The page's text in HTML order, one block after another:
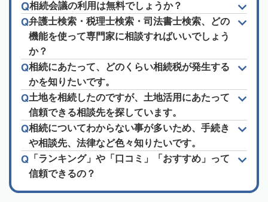
相続会議の利用は無料でしょうか？
弁護士検索・税理士検索・司法書士検索、どの
機能を使って専門家に相談すればいいでしょう
か？
相続にあたって、どのくらい相続税が発生する
かを知りたいです。
土地を相続したのですが、土地活用にあたって
信頼できる相談先を探しています。
相続についてわからない事が多いため、手続き
や相談先、法律など色々知りたいです。
「ランキング」や「口コミ」「おすすめ」って
信頼できるの？